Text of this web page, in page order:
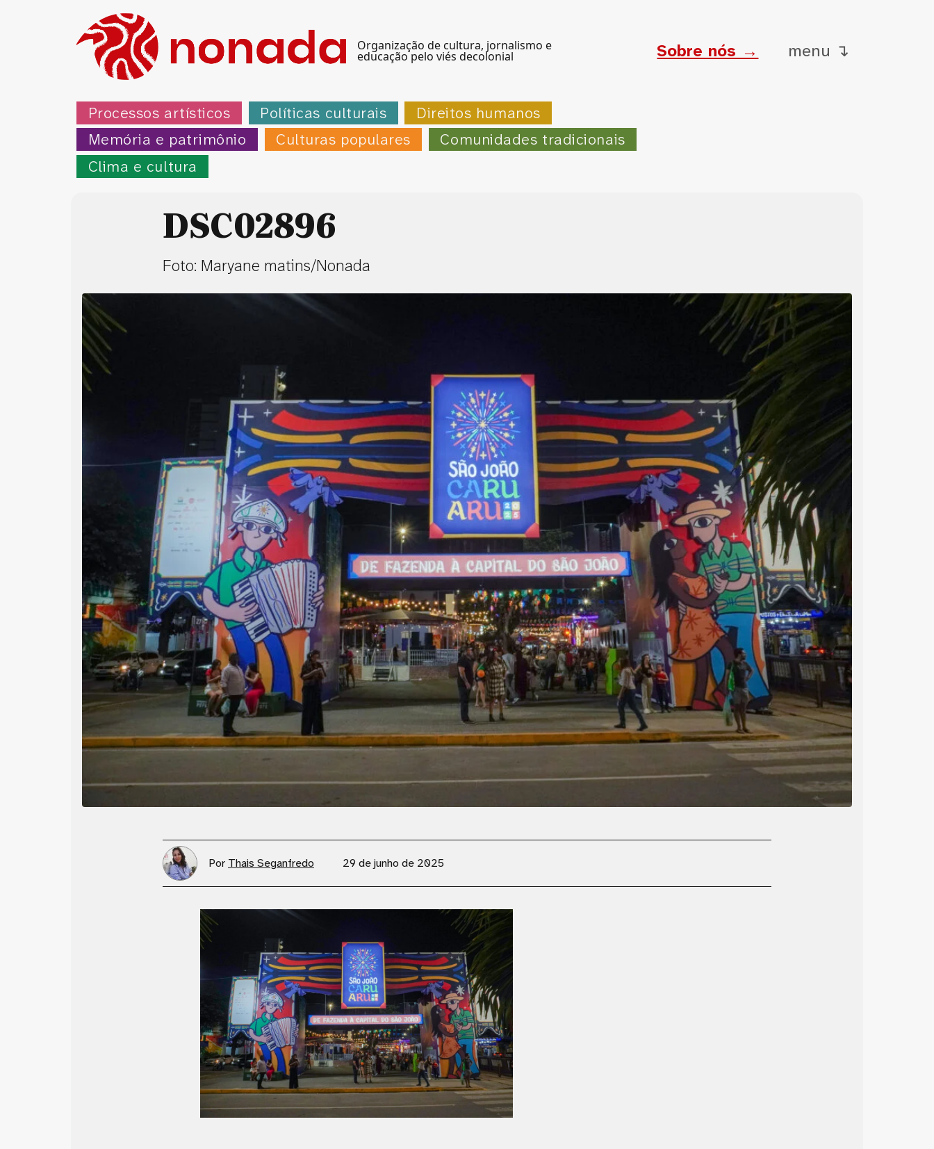
Organização de cultura, jornalismo e
educação pelo viés decolonial Sobre nós → menu ↴
Processos artísticos Políticas culturais
Direitos humanos
Memória e patrimônio
Culturas populares
Comunidades tradicionais
Clima e cultura
DSC02896
Foto: Maryane matins/Nonada
Por Thais Seganfredo 29 de junho de 2025